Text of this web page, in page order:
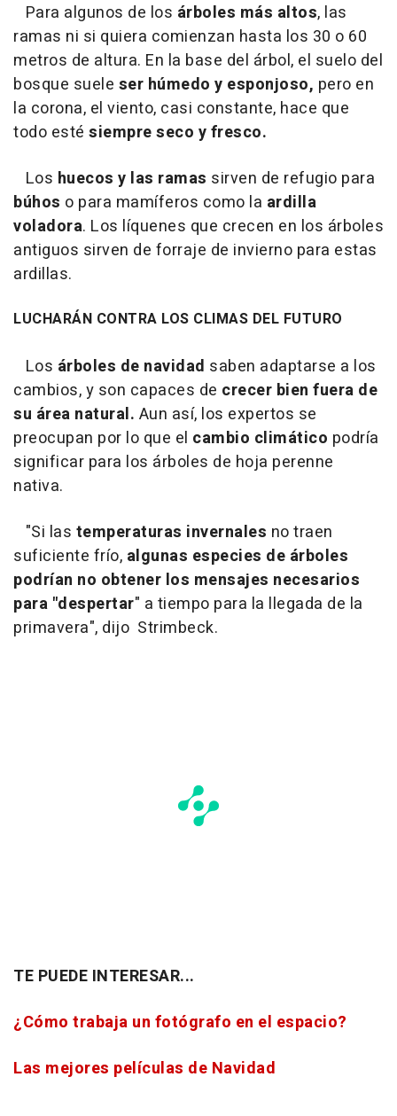
Para algunos de los árboles más altos, las
ramas ni si quiera comienzan hasta los 30 o 60
metros de altura. En la base del árbol, el suelo del
bosque suele ser húmedo y esponjoso, pero en
la corona, el viento, casi constante, hace que
todo esté siempre seco y fresco.
Los huecos y las ramas sirven de refugio para
búhos o para mamíferos como la ardilla
voladora. Los líquenes que crecen en los árboles
antiguos sirven de forraje de invierno para estas
ardillas.
LUCHARÁN CONTRA LOS CLIMAS DEL FUTURO
Los árboles de navidad saben adaptarse a los
cambios, y son capaces de crecer bien fuera de
su área natural. Aun así, los expertos se
preocupan por lo que el cambio climático podría
significar para los árboles de hoja perenne
nativa.
"Si las temperaturas invernales no traen
suficiente frío, algunas especies de árboles
podrían no obtener los mensajes necesarios
para "despertar" a tiempo para la llegada de la
primavera", dijo Strimbeck.
TE PUEDE INTERESAR...
¿Cómo trabaja un fotógrafo en el espacio?
Las mejores películas de Navidad